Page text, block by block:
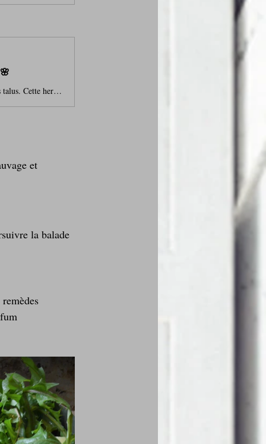
🌸
Dans ma belle campagne gersoise, le serpolet pousse librement entre les pierres et les talus. Cette herbe aromatique, sauvage et puissante, m’a inspirée une recette simple et savoureuse : une poêlée rustique de légumes et chipolatas, relevée par cette touche florale et parfumée. Une cuisine de saison, généreuse et pleine de caractère, comme je les aime.Cette recette participe au défi culinaire “Herbes superbes”, qui met à l’honneur les plantes aromatiques dans nos assiettes.🌿 Ingrédients pour 4
et
la balade